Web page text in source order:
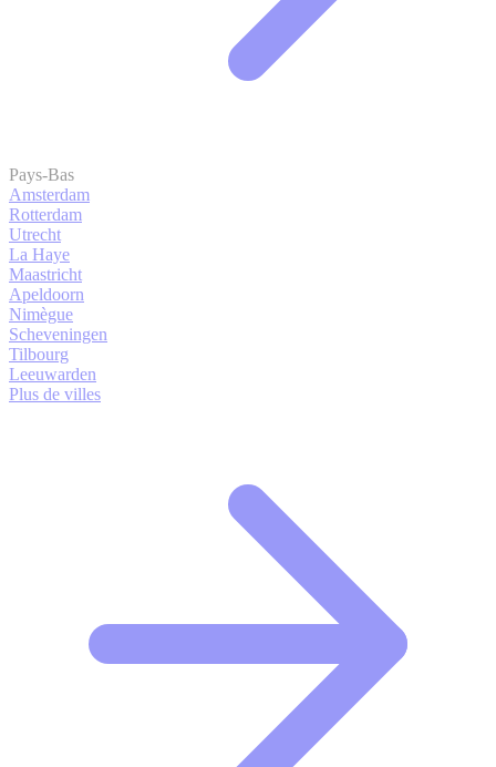
Pays-Bas
Amsterdam
Rotterdam
Utrecht
La Haye
Maastricht
Apeldoorn
Nimègue
Scheveningen
Tilbourg
Leeuwarden
Plus de villes